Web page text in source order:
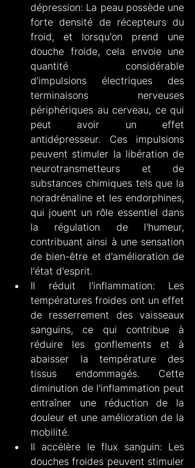
dépression: La peau possède une
forte densité de récepteurs du
froid, et lorsqu'on prend une
douche froide, cela envoie une
quantité considérable
d'impulsions électriques des
terminaisons nerveuses
périphériques au cerveau, ce qui
peut avoir un effet
antidépresseur. Ces impulsions
peuvent stimuler la libération de
neurotransmetteurs et de
substances chimiques tels que la
noradrénaline et les endorphines,
qui jouent un rôle essentiel dans
la régulation de l'humeur,
contribuant ainsi à une sensation
de bien-être et d'amélioration de
l'état d'esprit.
Il réduit l'inflammation: Les
températures froides ont un effet
de resserrement des vaisseaux
sanguins, ce qui contribue à
réduire les gonflements et à
abaisser la température des
tissus endommagés. Cette
diminution de l'inflammation peut
entraîner une réduction de la
douleur et une amélioration de la
mobilité.
Il accélère le flux sanguin: Les
douches froides peuvent stimuler